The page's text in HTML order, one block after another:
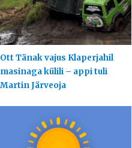
Ott Tänak vajus Klaperjahil
masinaga külili – appi tuli
Martin Järveoja